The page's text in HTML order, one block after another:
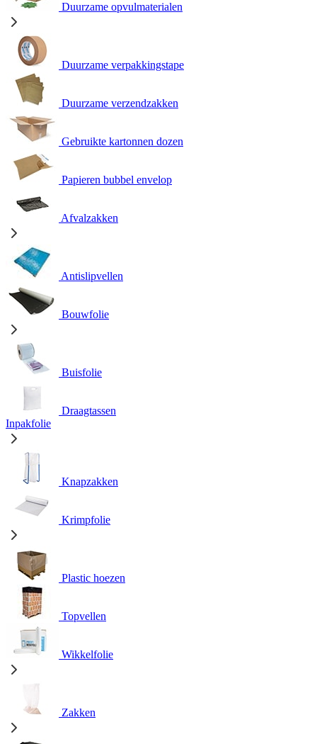
Duurzame opvulmaterialen
Duurzame verpakkingstape
Duurzame verzendzakken
Gebruikte kartonnen dozen
Papieren bubbel envelop
Afvalzakken
Antislipvellen
Bouwfolie
Buisfolie
Draagtassen
Inpakfolie
Knapzakken
Krimpfolie
Plastic hoezen
Topvellen
Wikkelfolie
Zakken